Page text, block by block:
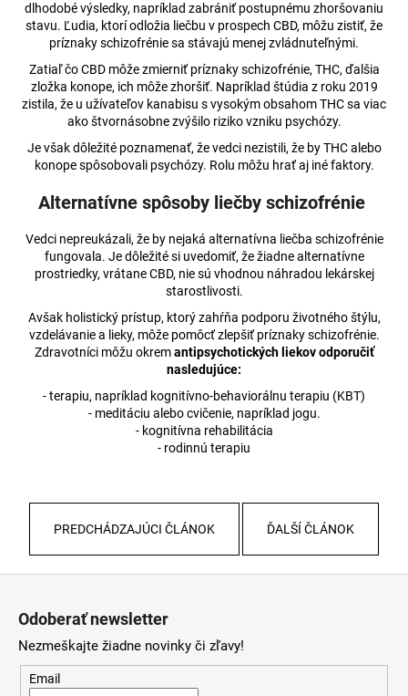
dlhodobé výsledky, napríklad zabrániť postupnému zhoršovaniu
stavu. Ľudia, ktorí odložia liečbu v prospech CBD, môžu zistiť, že
príznaky schizofrénie sa stávajú menej zvládnuteľnými.
Zatiaľ čo CBD môže zmierniť príznaky schizofrénie, THC, ďalšia
zložka konope, ich môže zhoršiť. Napríklad štúdia z roku 2019
zistila, že u užívateľov kanabisu s vysokým obsahom THC sa viac
ako štvornásobne zvýšilo riziko vzniku psychózy.
Je však dôležité poznamenať, že vedci nezistili, že by THC alebo
konope spôsobovali psychózy. Rolu môžu hrať aj iné faktory.
Alternatívne spôsoby liečby schizofrénie
Vedci nepreukázali, že by nejaká alternatívna liečba schizofrénie
fungovala. Je dôležité si uvedomiť, že žiadne alternatívne
prostriedky, vrátane CBD, nie sú vhodnou náhradou lekárskej
starostlivosti.
Avšak holistický prístup, ktorý zahŕňa podporu životného štýlu,
vzdelávanie a lieky, môže pomôcť zlepšiť príznaky schizofrénie.
Zdravotníci môžu okremantipsychotických liekov odporučiť
nasledujúce:
- terapiu, napríklad kognitívno-behaviorálnu terapiu (KBT)
- meditáciu alebo cvičenie, napríklad jogu.
- kognitívna rehabilitácia
- rodinnú terapiu
PREDCHÁDZAJÚCI ČLÁNOK ĎALŠÍ ČLÁNOK
Odoberať newsletter
Nezmeškajte žiadne novinky či zľavy!
Email